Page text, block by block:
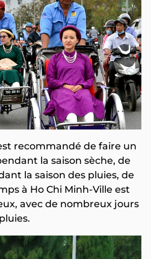
recommandé de faire un
la saison sèche, de
la saison des pluies, de
à Ho Chi Minh-Ville est
avec de nombreux jours